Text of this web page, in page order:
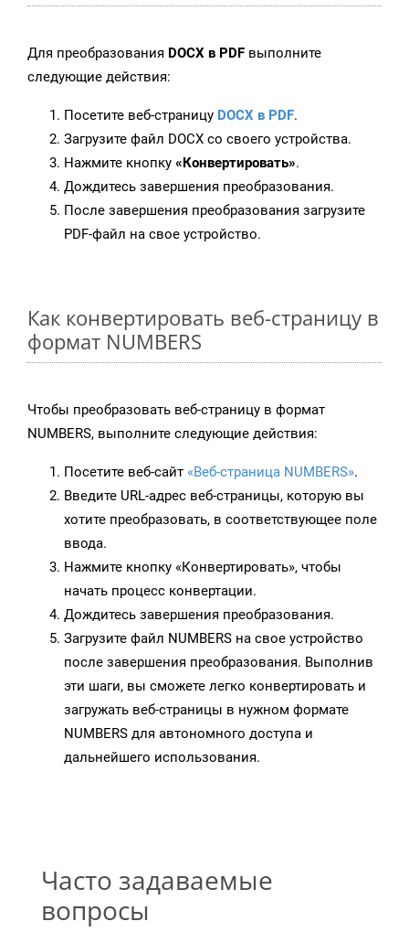
Для преобразования DOCX в PDF выполните
следующие действия:
Посетите веб-страницу DOCX в PDF.
Загрузите файл DOCX со своего устройства.
Нажмите кнопку «Конвертировать».
Дождитесь завершения преобразования.
После завершения преобразования загрузите
PDF-файл на свое устройство.
Как конвертировать веб-страницу в
формат NUMBERS
Чтобы преобразовать веб-страницу в формат
NUMBERS, выполните следующие действия:
Посетите веб-сайт «Веб-страница NUMBERS».
Введите URL-адрес веб-страницы, которую вы
хотите преобразовать, в соответствующее поле
ввода.
Нажмите кнопку «Конвертировать», чтобы
начать процесс конвертации.
Дождитесь завершения преобразования.
Загрузите файл NUMBERS на свое устройство
после завершения преобразования. Выполнив
эти шаги, вы сможете легко конвертировать и
загружать веб-страницы в нужном формате
NUMBERS для автономного доступа и
дальнейшего использования.
Часто задаваемые
вопросы